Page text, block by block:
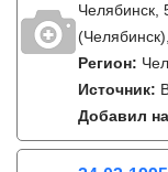
Челябинск,
Регион:
Источник:
Добавил